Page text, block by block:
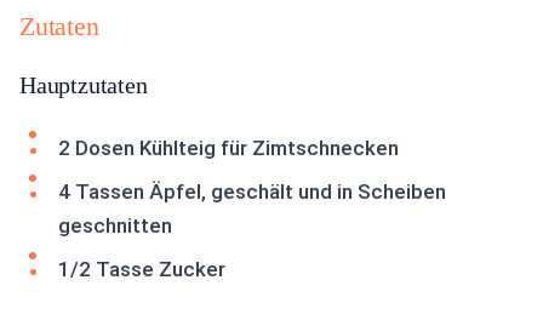
Zutaten
Hauptzutaten
2 Dosen Kühlteig für Zimtschnecken
4 Tassen Äpfel, geschält und in Scheiben
geschnitten
1/2 Tasse Zucker